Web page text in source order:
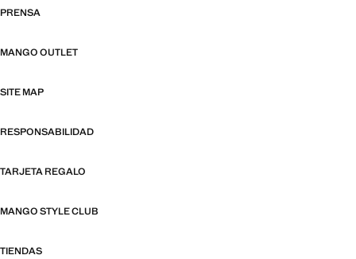
PRENSA
MANGO OUTLET
SITE MAP
RESPONSABILIDAD
TARJETA REGALO
MANGO STYLE CLUB
TIENDAS